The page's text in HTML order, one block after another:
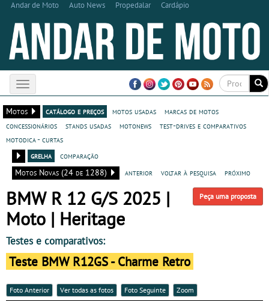
Andar de Moto Auto News Propedalar Cardápio
Toggle
navigation
Motos
catálogo e preços motos usadas
marcas de motos
concessionários
stands usadas motonews
test-drives e comparativos
motodica - curtas
grelha
comparação
Motos Novas (24 de 1288)
anterior voltar à pesquisa próximo
Peça uma proposta
BMW R 12 G/S 2025 |
Moto | Heritage
Testes e comparativos:
Teste BMW R12GS - Charme Retro
Foto Anterior Ver todas as fotos Foto Seguinte Zoom